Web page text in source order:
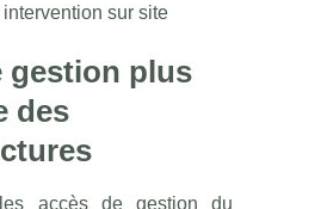
sur site
gestion plus
des
accès de gestion du